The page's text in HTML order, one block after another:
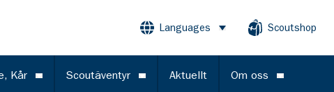
Languages Öppna menyScoutshop
Kår Öppna meny
Scoutäventyr Öppna meny
Aktuellt Om oss Öppna meny